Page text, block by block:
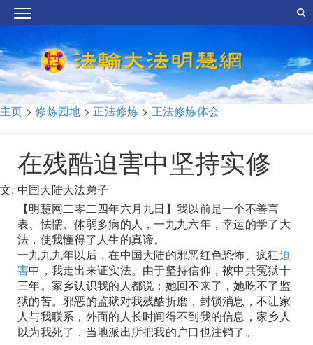
主页 >修炼园地 > 正法修炼 > 正法修炼体会
在残酷迫害中坚持实修
文: 中国大陆大法弟子
【明慧网二零二四年六月九日】我以前是一个不善言
表、怯懦、体弱多病的人，一九九六年，幸运的学了大
法，使我懂得了人生的真谛。
一九九九年以后，在中国大陆的邪恶红色恐怖、疯狂迫
害中，我走出来证实法。由于坚持信仰，被中共冤狱十
三年。家乡认识我的人都说：她回不来了，她吃不了监
狱的苦。邪恶的监狱对我残酷折磨，封锁消息，不让家
人与我联系，外面的人长时间得不到我的信息，家乡人
以为我死了，当地派出所把我的户口也注销了。